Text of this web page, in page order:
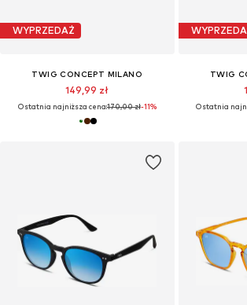
WYPRZEDAŻ
TWIG CONCEPT MILANO
149,99 zł
Ostatnia najniższa cena:170,00 zł-11%
TWIG
Ostatnia